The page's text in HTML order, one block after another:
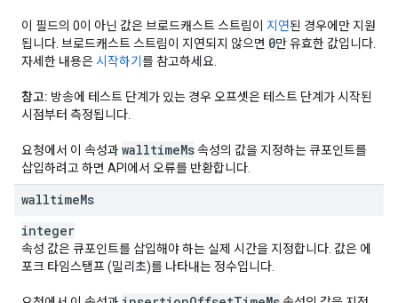
이 필드의 0이 아닌 값은 브로드캐스트 스트림이 지연된 경우에만 지원
됩니다. 브로드캐스트 스트림이 지연되지 않으면 0만 유효한 값입니다.
자세한 내용은시작하기 를 참고하세요.
참고: 방송에 테스트 단계가 있는 경우 오프셋은 테스트 단계가 시작된
시점부터 측정됩니다.
요청에서 이 속성과 walltimeMs속성의 값을 지정하는 큐포인트를
삽입하려고 하면 API에서 오류를 반환합니다.
walltimeMs
integer
속성 값은 큐포인트를 삽입해야 하는 실제 시간을 지정합니다. 값은 에
포크 타임스탬프 (밀리초)를 나타내는 정수입니다.